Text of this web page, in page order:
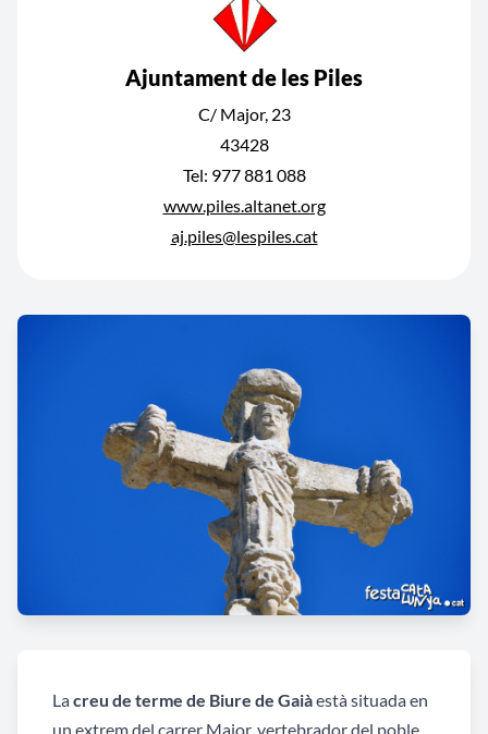
Ajuntament de les Piles
C/ Major, 23
43428
Tel: 977 881 088
www.piles.altanet.org
aj.piles@lespiles.cat
Lacreu de terme de Biure de Gaiàestà situada en
un extrem del carrer Major, vertebrador del poble,